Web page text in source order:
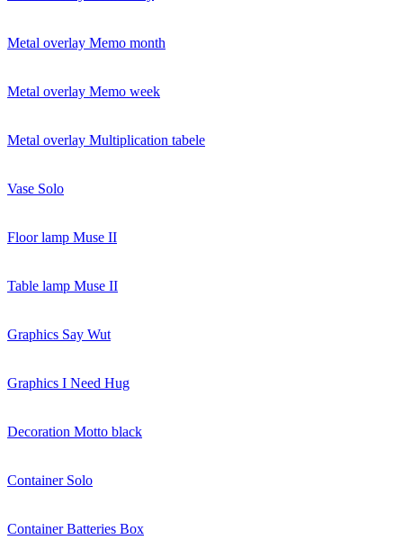
Metal overlay Memo month
Metal overlay Memo week
Metal overlay Multiplication tabele
Vase Solo
Floor lamp Muse II
Table lamp Muse II
Graphics Say Wut
Graphics I Need Hug
Decoration Motto black
Container Solo
Container Batteries Box